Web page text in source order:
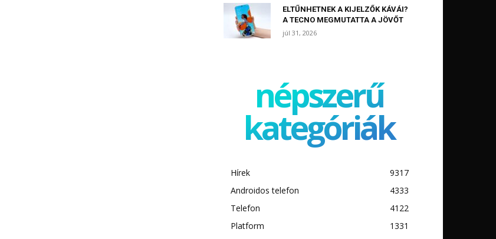
ELTŰNHETNEK A KIJELZŐK KÁVÁI?
A TECNO MEGMUTATTA A JÖVŐT
júl 31, 2026
népszerű
kategóriák
Hírek
9317
Androidos telefon
4333
Telefon
4122
Platform
1331